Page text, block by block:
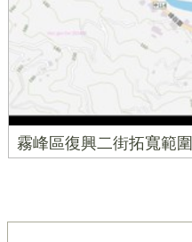
霧峰區復興二街拓寬範圍